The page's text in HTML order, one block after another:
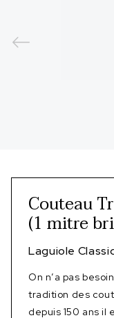
Couteau
(1 mitre
Laguiole
On n’a pas
tradition des
depuis 150 ans il